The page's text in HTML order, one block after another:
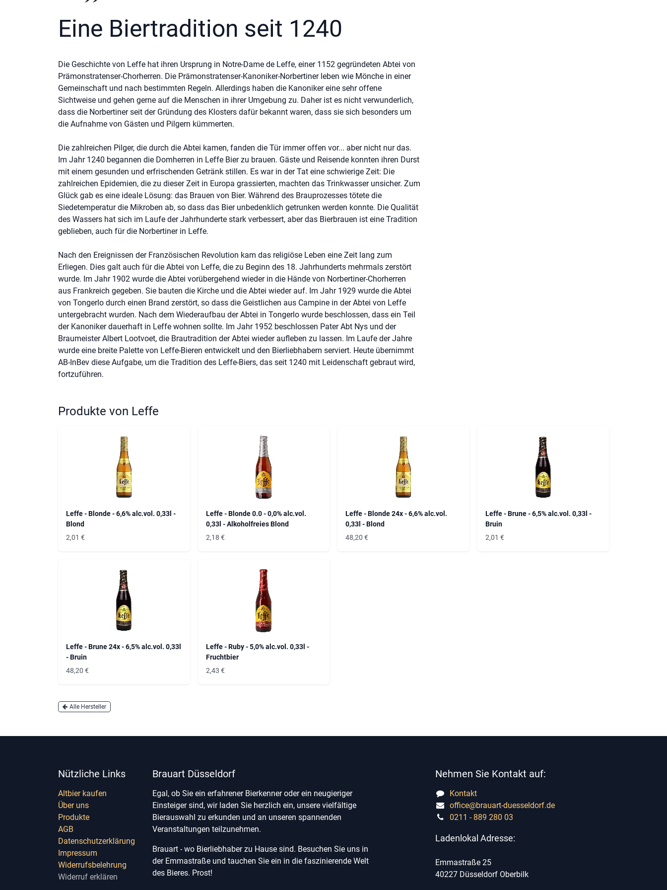
Eine Biertradition seit 1240
Die Geschichte von Leffe hat ihren Ursprung in Notre-Dame de Leffe, einer 1152 gegründeten Abtei von
Prämonstratenser-Chorherren. Die Prämonstratenser-Kanoniker-Norbertiner leben wie Mönche in einer
Gemeinschaft und nach bestimmten Regeln. Allerdings haben die Kanoniker eine sehr offene
Sichtweise und gehen gerne auf die Menschen in ihrer Umgebung zu. Daher ist es nicht verwunderlich,
dass die Norbertiner seit der Gründung des Klosters dafür bekannt waren, dass sie sich besonders um
die Aufnahme von Gästen und Pilgern kümmerten.
Die zahlreichen Pilger, die durch die Abtei kamen, fanden die Tür immer offen vor... aber nicht nur das.
Im Jahr 1240 begannen die Domherren in Leffe Bier zu brauen. Gäste und Reisende konnten ihren Durst
mit einem gesunden und erfrischenden Getränk stillen. Es war in der Tat eine schwierige Zeit: Die
zahlreichen Epidemien, die zu dieser Zeit in Europa grassierten, machten das Trinkwasser unsicher. Zum
Glück gab es eine ideale Lösung: das Brauen von Bier. Während des Brauprozesses tötete die
Siedetemperatur die Mikroben ab, so dass das Bier unbedenklich getrunken werden konnte. Die Qualität
des Wassers hat sich im Laufe der Jahrhunderte stark verbessert, aber das Bierbrauen ist eine Tradition
geblieben, auch für die Norbertiner in Leffe.
Nach den Ereignissen der Französischen Revolution kam das religiöse Leben eine Zeit lang zum
Erliegen. Dies galt auch für die Abtei von Leffe, die zu Beginn des 18. Jahrhunderts mehrmals zerstört
wurde. Im Jahr 1902 wurde die Abtei vorübergehend wieder in die Hände von Norbertiner-Chorherren
aus Frankreich gegeben. Sie bauten die Kirche und die Abtei wieder auf. Im Jahr 1929 wurde die Abtei
von Tongerlo durch einen Brand zerstört, so dass die Geistlichen aus Campine in der Abtei von Leffe
untergebracht wurden. Nach dem Wiederaufbau der Abtei in Tongerlo wurde beschlossen, dass ein Teil
der Kanoniker dauerhaft in Leffe wohnen sollte. Im Jahr 1952 beschlossen Pater Abt Nys und der
Braumeister Albert Lootvoet, die Brautradition der Abtei wieder aufleben zu lassen. Im Laufe der Jahre
wurde eine breite Palette von Leffe-Bieren entwickelt und den Bierliebhabern serviert. Heute übernimmt
AB-InBev diese Aufgabe, um die Tradition des Leffe-Biers, das seit 1240 mit Leidenschaft gebraut wird,
fortzuführen.
Produkte von Leffe
Leffe - Blonde - 6,6% alc.vol. 0,33l -
Blond
2,01 €
Leffe - Blonde 0.0 - 0,0% alc.vol.
0,33l - Alkoholfreies Blond
2,18 €
Leffe - Blonde 24x - 6,6% alc.vol.
0,33l - Blond
48,20 €
Leffe - Brune - 6,5% alc.vol. 0,33l -
Bruin
2,01 €
Leffe - Brune 24x - 6,5% alc.vol. 0,33l
- Bruin
48,20 €
Leffe - Ruby - 5,0% alc.vol. 0,33l -
Fruchtbier
2,43 €
Alle Hersteller
Nützliche Links
Altbier kaufen
Über uns
Produkte
AGB
Datenschutzerklärung
Impressum
Widerrufsbelehrung
Widerruf erklären
Brauart Düsseldorf
Egal, ob Sie ein erfahrener Bierkenner oder ein neugieriger
Einsteiger sind, wir laden Sie herzlich ein, unsere vielfältige
Bierauswahl zu erkunden und an unseren spannenden
Veranstaltungen teilzunehmen.
Brauart - wo Bierliebhaber zu Hause sind. Besuchen Sie uns in
der Emmastraße und tauchen Sie ein in die faszinierende Welt
des Bieres. Prost!
Nehmen Sie Kontakt auf:
Kontakt
office@brauart-duesseldorf.de
0211 - 889 280 03
Ladenlokal Adresse:
Emmastraße 25
40227 Düsseldorf Oberbilk